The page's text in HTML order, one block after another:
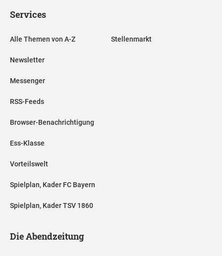
Services
Alle Themen von A-Z
Newsletter
Messenger
RSS-Feeds
Browser-Benachrichtigung
Ess-Klasse
Vorteilswelt
Spielplan, Kader FC Bayern
Spielplan, Kader TSV 1860
Stellenmarkt
Die Abendzeitung